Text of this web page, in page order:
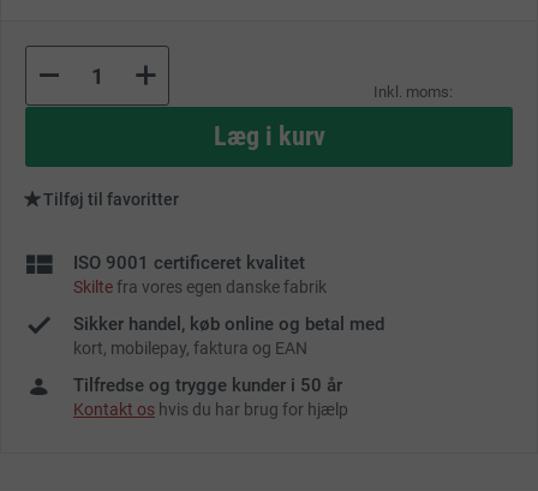
low
Læg i kurv
Tilføj til favoritter
ISO 9001 certificeret kvalitet
Skiltefra vores egen danske fabrik
Sikker handel, køb online og betal med
kort, mobilepay, faktura og EAN
Tilfredse og trygge kunder i 50 år
Kontakt os hvis du har brug for hjælp